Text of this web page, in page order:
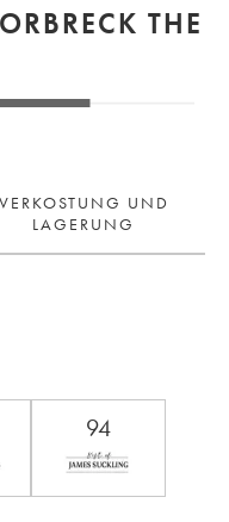
THE
VERKOSTUNG UND
LAGERUNG
94